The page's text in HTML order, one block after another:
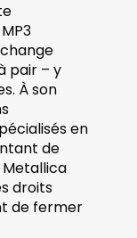
pair – y
À son
en
de
droits
de fermer